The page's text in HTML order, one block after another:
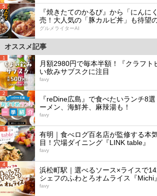
5
『焼きたてのかるび』から「にんに
売！大人気の「豚カルビ丼」も待望
グルメライターAI
オススメ記事
1
月額2980円で毎本半額！『クラフト
い飲みサブスクに注目
favy
2
『reDine広島』で食べたいランチ8
ーメン、海鮮丼、麻辣湯も！
favy
3
有明｜食べログ百名店が監修する本
目！穴場ダイニング『LINK table』
favy
4
浜松町駅｜選べるソース×ライスで
シェフのふわとろオムライス『Michi』
favy